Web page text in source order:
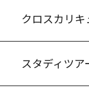
クロスカリキ
スタディツア